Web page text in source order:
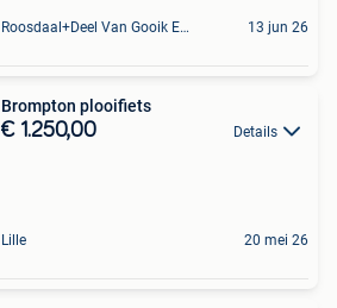
Roosdaal+Deel Van Gooik En Sint-Kwintens-Lennik 13 jun 26
Brompton plooifiets
€ 1.250,00 Details
Lille 20 mei 26